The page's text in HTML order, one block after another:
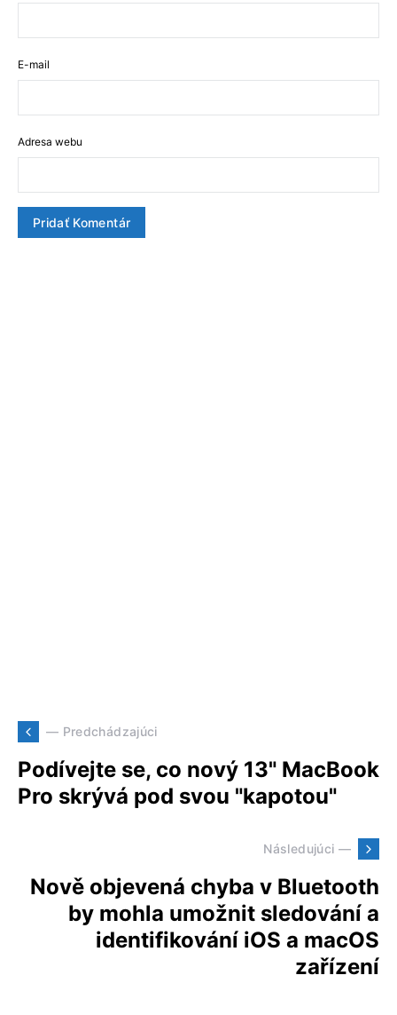
E-mail
Adresa webu
— Predchádzajúci
Podívejte se, co nový 13" MacBook
Pro skrývá pod svou "kapotou"
Následujúci —
Nově objevená chyba v Bluetooth
by mohla umožnit sledování a
identifikování iOS a macOS
zařízení